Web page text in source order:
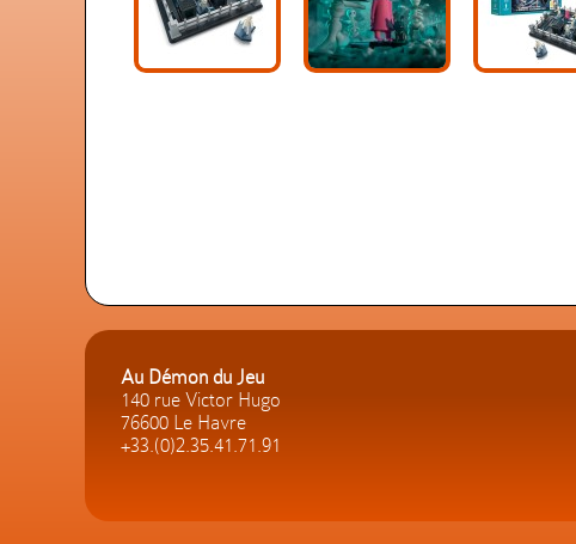
Au Démon du Jeu
140 rue Victor Hugo
76600 Le Havre
+33.(0)2.35.41.71.91